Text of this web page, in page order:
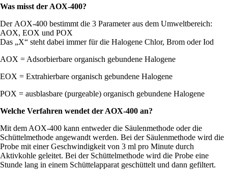
Was misst der AOX-400?
Der AOX-400 bestimmt die 3 Parameter aus dem Umweltbereich:
AOX, EOX und POX
Das „X“ steht dabei immer für die Halogene Chlor, Brom oder Iod
AOX = Adsorbierbare organisch gebundene Halogene
EOX = Extrahierbare organisch gebundene Halogene
POX = ausblasbare (purgeable) organisch gebundene Halogene
Welche Verfahren wendet der AOX-400 an?
Mit dem AOX-400 kann entweder die Säulenmethode oder die
Schüttelmethode angewandt werden. Bei der Säulenmethode wird die
Probe mit einer Geschwindigkeit von 3 ml pro Minute durch
Aktivkohle geleitet. Bei der Schüttelmethode wird die Probe eine
Stunde lang in einem Schüttelapparat geschüttelt und dann gefiltert.